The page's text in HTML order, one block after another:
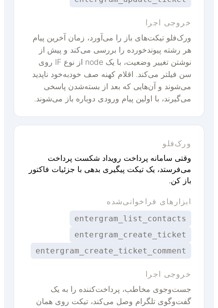
خروجی اجرا
ورک‌فلو تیکت‌های باز را می‌آورد، زمان آخرین پیام
هر رشته پیوندخورده را بررسی می‌کند و پیش از
نوشتن تغییر وضعیت، با یک node از نوع IF روی
سن فیلتر می‌کند. اقلام کهنه صف خودبه‌خود ناپدید
می‌شوند و آن‌هایی که بعد از بسته‌شدن پاسخی
می‌گیرند، با اولین پیام ورودی دوباره باز می‌شوند.
ورک‌فلو
وقتی سامانه پرداخت رویداد شکست پرداخت
می‌فرستد، یک تیکت پیگیری بدهی با جزئیات فاکتور
باز کن.
ابزارهای فراخوانی‌شده
entergram_list_contacts
entergram_create_ticket
entergram_create_ticket_comment
خروجی اجرا
جست‌وجوی مخاطب، پرداخت‌کننده را به یک
گفت‌وگوی تلگرام وصل می‌کند، تیکت روی همان